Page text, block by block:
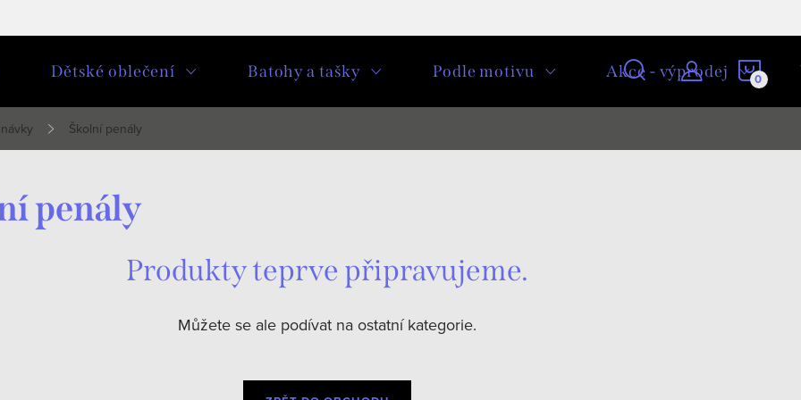
Dětské oblečení Batohy a tašky Podle motivu Akce - výprodej
Školní penály
penály
Produkty teprve připravujeme.
Můžete se ale podívat na ostatní kategorie.